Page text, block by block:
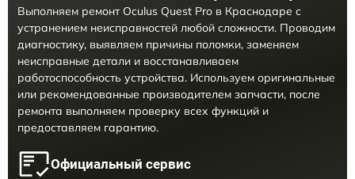
Выполняем ремонт Oculus Quest Pro в Краснодаре с
устранением неисправностей любой сложности. Проводим
диагностику, выявляем причины поломки, заменяем
неисправные детали и восстанавливаем
работоспособность устройства. Используем оригинальные
или рекомендованные производителем запчасти, после
ремонта выполняем проверку всех функций и
предоставляем гарантию.
Официальный сервис